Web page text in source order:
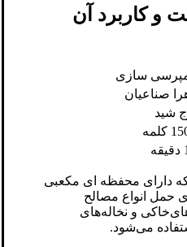
و کاربرد آن
سازی
صناعیان
شید
کلمه
دارای محفظه ای مکعبی
حمل انواع مصالح
و نخاله‌های
می‌شود.